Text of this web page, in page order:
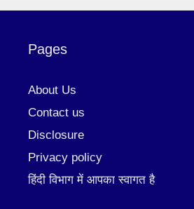
Pages
About Us
Contact us
Disclosure
Privacy policy
हिंदी विभाग में आपका स्वागत है